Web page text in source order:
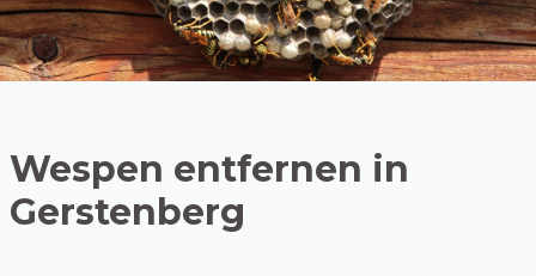
Wespen entfernen in
Gerstenberg